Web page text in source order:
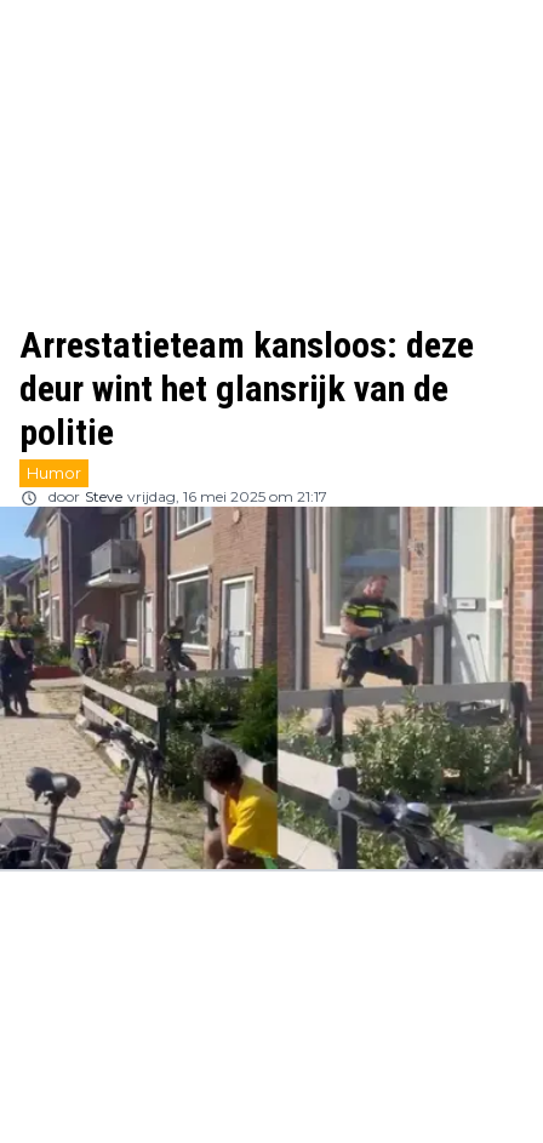
Arrestatieteam kansloos: deze
deur wint het glansrijk van de
politie
Humor
door Steve vrijdag, 16 mei 2025 om 21:17